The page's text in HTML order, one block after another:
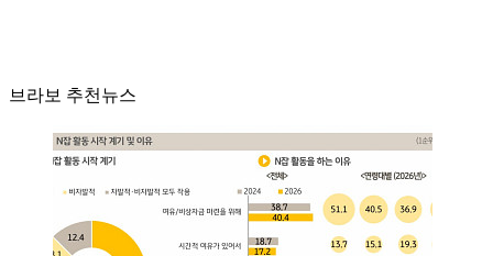
브라보 추천뉴스